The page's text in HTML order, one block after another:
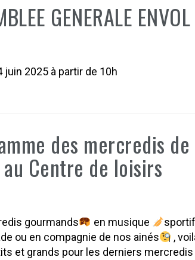
GENERALE ENVOL
juin 2025 à partir de 10h
des mercredis
Centre de loisirs
gourmands en musique
ou en compagnie de nos ainés
,
et grands pour les derniers mercredis